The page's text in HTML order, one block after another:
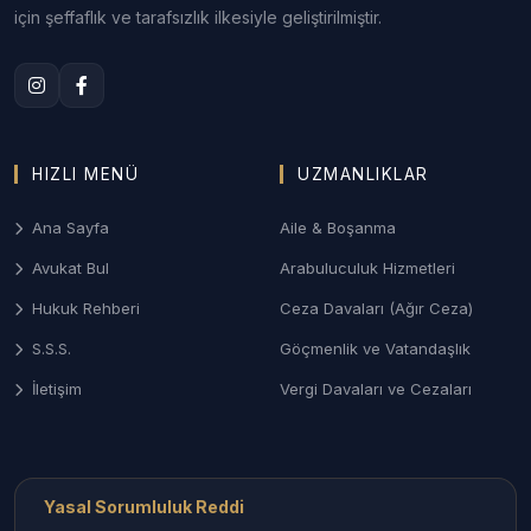
davalarında Aksaray Aile Mahkemeleri nezdinde
savcılık ifade işlemleri, tutukluluğa itiraz ve ağır
desteği.
kamulaştırma davaları, tapu iptal ve tescil işlemleri
ile kentsel dönüşüm uyuşmazlıkları.
Aksaray’ın her noktasındaki uzman hukukçulara
için şeffaflık ve tarafsızlık ilkesiyle geliştirilmiştir.
HIZLI MENÜ
Ana Sayfa
Avukat Bul
Hukuk Rehberi
S.S.S.
İletişim
UZMANLIKLAR
Aile & Boşanma
Arabuluculuk Hizmetleri
Ceza Davaları (Ağır Ceza)
Göçmenlik ve Vatandaşlık
Vergi Davaları ve Cezaları
Yasal Sorumluluk Reddi